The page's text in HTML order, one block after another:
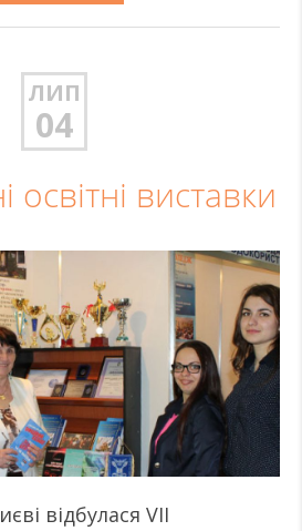
ЛИП
04
освітні виставки
відбулася VII